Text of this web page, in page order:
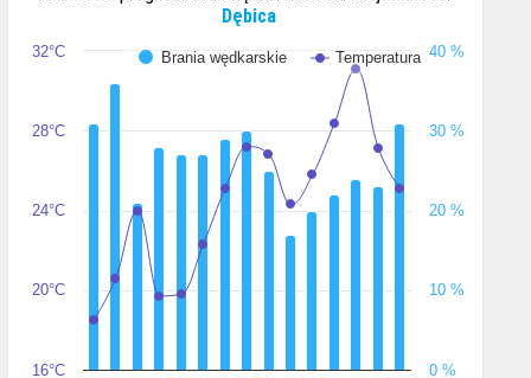
Dębica
Brania wędkarskie Temperatura
16°C
20°C
24°C
28°C
32°C
0 %
40 %
10 %
20 %
30 %